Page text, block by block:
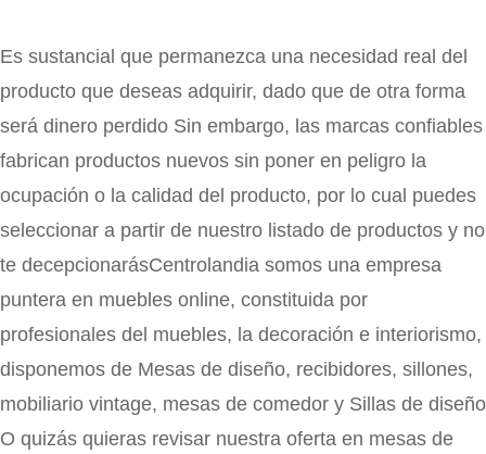
Es sustancial que permanezca una necesidad real del
producto que deseas adquirir, dado que de otra forma
será dinero perdido Sin embargo, las marcas confiables
fabrican productos nuevos sin poner en peligro la
ocupación o la calidad del producto, por lo cual puedes
seleccionar a partir de nuestro listado de productos y no
te decepcionarásCentrolandia somos una empresa
puntera en muebles online, constituida por
profesionales del muebles, la decoración e interiorismo,
disponemos de Mesas de diseño, recibidores, sillones,
mobiliario vintage, mesas de comedor y Sillas de diseño
O quizás quieras revisar nuestra oferta en mesas de